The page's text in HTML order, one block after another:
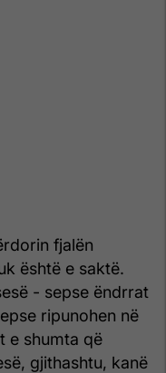
fjalën
është e saktë.
- sepse ëndrrat
ripunohen në
e shumta që
gjithashtu, kanë